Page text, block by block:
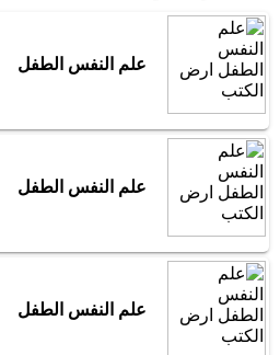
علم النفس الطفل
علم النفس الطفل
علم النفس الطفل